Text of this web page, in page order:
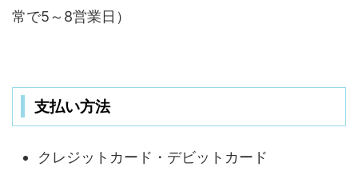
常で5～8営業日）
支払い方法
クレジットカード・デビットカード